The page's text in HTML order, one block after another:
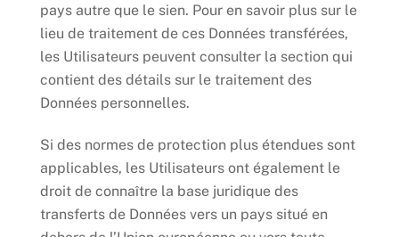
pays autre que le sien. Pour en savoir plus sur le
lieu de traitement de ces Données transférées,
les Utilisateurs peuvent consulter la section qui
contient des détails sur le traitement des
Données personnelles.
Si des normes de protection plus étendues sont
applicables, les Utilisateurs ont également le
droit de connaître la base juridique des
transferts de Données vers un pays situé en